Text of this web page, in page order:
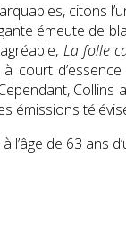
citons
émeute de
La folle
court
émissions
l’âge de 63 ans